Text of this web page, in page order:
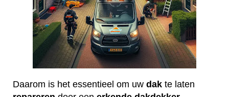
Daarom is het essentieel om uw dak te laten